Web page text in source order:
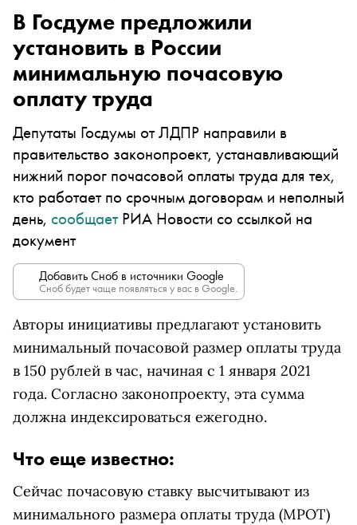
В Госдуме предложили
установить в России
минимальную почасовую
оплату труда
Депутаты Госдумы от ЛДПР направили в
правительство законопроект, устанавливающий
нижний порог почасовой оплаты труда для тех,
кто работает по срочным договорам и неполный
день, сообщаетРИА Новости со ссылкой на
документ
Добавить Сноб в источники Google
Сноб будет чаще появляться у вас в Google.
Авторы инициативы предлагают установить
минимальный почасовой размер оплаты труда
в 150 рублей в час, начиная с 1 января 2021
года. Согласно законопроекту, эта сумма
должна индексироваться ежегодно.
Что еще известно:
Сейчас почасовую ставку высчитывают из
минимального размера оплаты труда (МРОТ)